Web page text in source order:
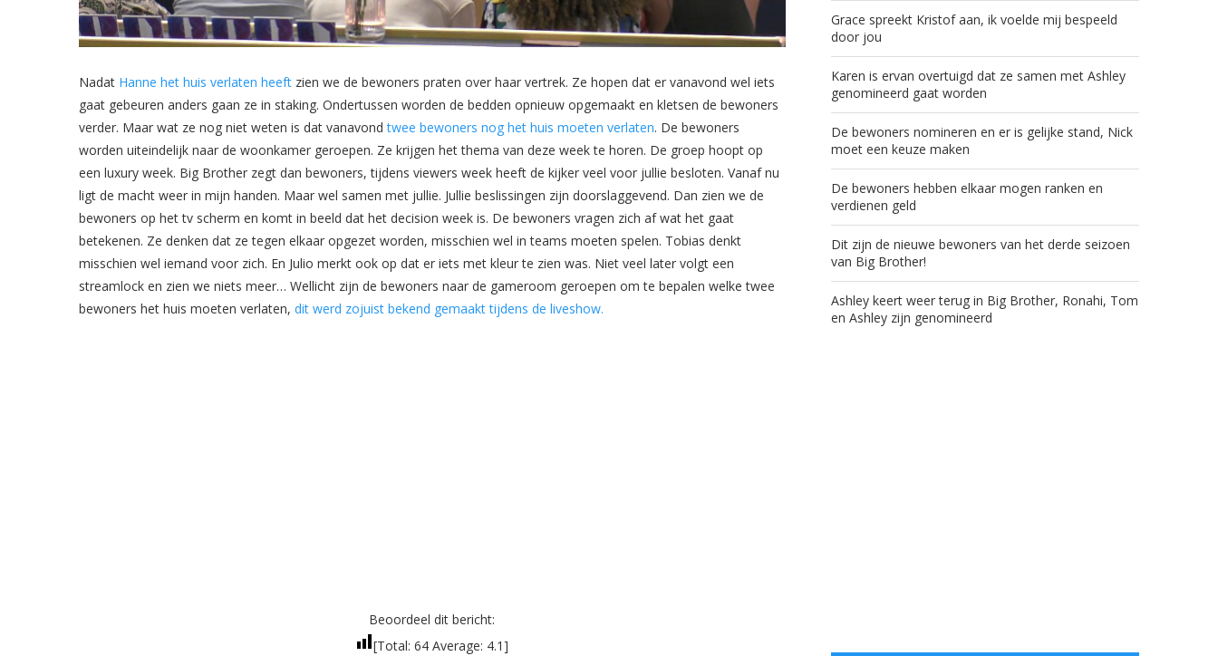
Nadat Hanne het huis verlaten heeft zien we de bewoners praten over haar vertrek. Ze hopen dat er vanavond wel iets
gaat gebeuren anders gaan ze in staking. Ondertussen worden de bedden opnieuw opgemaakt en kletsen de bewoners
verder. Maar wat ze nog niet weten is dat vanavondtwee bewoners nog het huis moeten verlaten. De bewoners
worden uiteindelijk naar de woonkamer geroepen. Ze krijgen het thema van deze week te horen. De groep hoopt op
een luxury week. Big Brother zegt dan bewoners, tijdens viewers week heeft de kijker veel voor jullie besloten. Vanaf nu
ligt de macht weer in mijn handen. Maar wel samen met jullie. Jullie beslissingen zijn doorslaggevend. Dan zien we de
bewoners op het tv scherm en komt in beeld dat het decision week is. De bewoners vragen zich af wat het gaat
betekenen. Ze denken dat ze tegen elkaar opgezet worden, misschien wel in teams moeten spelen. Tobias denkt
misschien wel iemand voor zich. En Julio merkt ook op dat er iets met kleur te zien was. Niet veel later volgt een
streamlock en zien we niets meer… Wellicht zijn de bewoners naar de gameroom geroepen om te bepalen welke twee
bewoners het huis moeten verlaten, dit werd zojuist bekend gemaakt tijdens de liveshow.
Beoordeel dit bericht:
[Total:64 Average: 4.1]
Grace spreekt Kristof aan, ik voelde mij bespeeld
door jou
Karen is ervan overtuigd dat ze samen met Ashley
genomineerd gaat worden
De bewoners nomineren en er is gelijke stand, Nick
moet een keuze maken
De bewoners hebben elkaar mogen ranken en
verdienen geld
Dit zijn de nieuwe bewoners van het derde seizoen
van Big Brother!
Ashley keert weer terug in Big Brother, Ronahi, Tom
en Ashley zijn genomineerd